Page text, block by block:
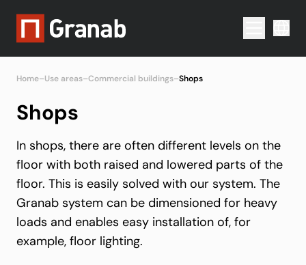
Menu
Home–Use areas–Commercial buildings–Shops
Shops
In shops, there are often different levels on the
floor with both raised and lowered parts of the
floor. This is easily solved with our system. The
Granab system can be dimensioned for heavy
loads and enables easy installation of, for
example, floor lighting.